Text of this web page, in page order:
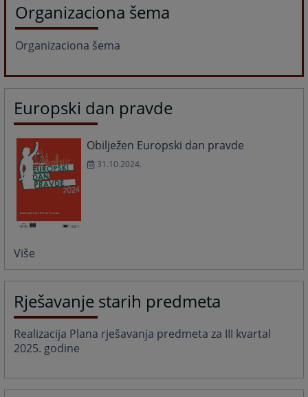
Organizaciona šema
Organizaciona šema
Europski dan pravde
Obilježen Europski dan pravde
31.10.2024.
Više
Rješavanje starih predmeta
Realizacija Plana rješavanja predmeta za III kvartal
2025. godine